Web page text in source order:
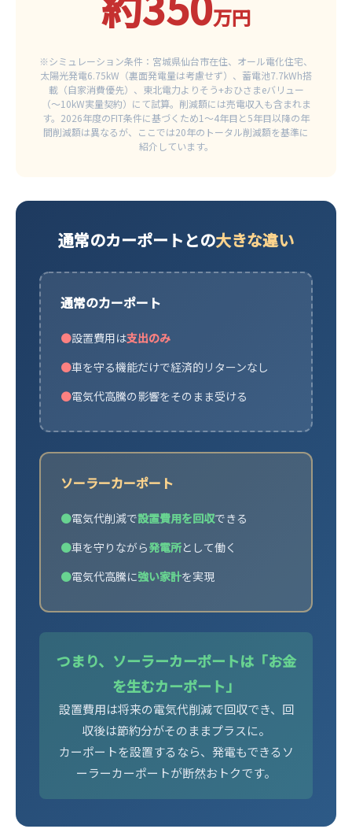
万円
※シミュレーション条件：宮城県仙台市在住、オール電化住宅、
太陽光発電6.75kW（裏面発電量は考慮せず）、蓄電池7.7kWh搭
載（自家消費優先）、東北電力よりそう+おひさまeバリュー
（～10kW実量契約）にて試算。削減額には売電収入も含まれま
す。2026年度のFIT条件に基づくため1～4年目と5年目以降の年
間削減額は異なるが、ここでは20年のトータル削減額を基準に
紹介しています。
通常のカーポートとの大きな違い
通常のカーポート
●設置費用は支出のみ
●車を守る機能だけで経済的リターンなし
●電気代高騰の影響をそのまま受ける
ソーラーカーポート
●電気代削減で設置費用を回収できる
●車を守りながら発電所として働く
●電気代高騰に強い家計を実現
つまり、ソーラーカーポートは「お金
を生むカーポート」
設置費用は将来の電気代削減で回収でき、回
収後は節約分がそのままプラスに。
カーポートを設置するなら、発電もできるソ
ーラーカーポートが断然おトクです。